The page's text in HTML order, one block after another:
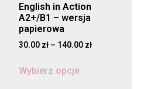
English in Action
A2+/B1 – wersja
papierowa
30.00 zł – 140.00 zł
Wybierz opcje